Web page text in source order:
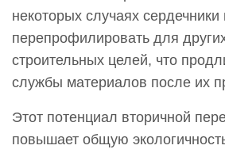
некоторых случаях
перепрофилировать для
строительных целей, что
службы материалов после их
Этот потенциал вторичной
повышает общую